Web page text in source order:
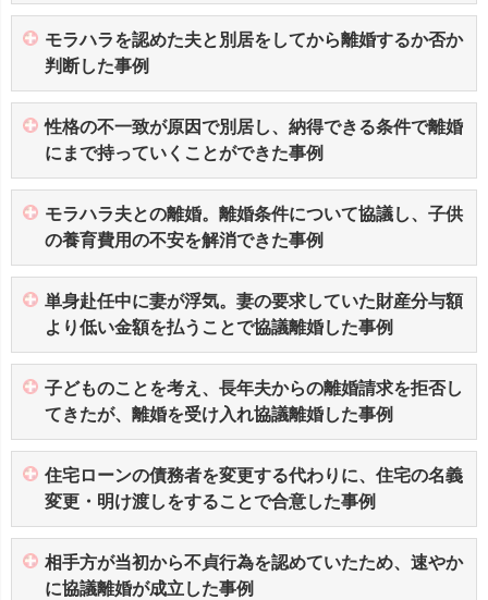
モラハラを認めた夫と別居をしてから離婚するか否か
判断した事例
性格の不一致が原因で別居し、納得できる条件で離婚
にまで持っていくことができた事例
モラハラ夫との離婚。離婚条件について協議し、子供
の養育費用の不安を解消できた事例
単身赴任中に妻が浮気。妻の要求していた財産分与額
より低い金額を払うことで協議離婚した事例
子どものことを考え、長年夫からの離婚請求を拒否し
てきたが、離婚を受け入れ協議離婚した事例
住宅ローンの債務者を変更する代わりに、住宅の名義
変更・明け渡しをすることで合意した事例
相手方が当初から不貞行為を認めていたため、速やか
に協議離婚が成立した事例